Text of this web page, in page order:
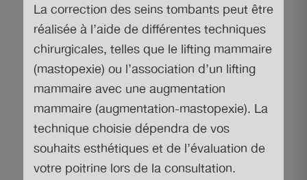
La correction des seins tombants peut être
réalisée à l’aide de différentes techniques
chirurgicales, telles que le lifting mammaire
(mastopexie) ou l’association d’un lifting
mammaire avec une augmentation
mammaire (augmentation-mastopexie). La
technique choisie dépendra de vos
souhaits esthétiques et de l’évaluation de
votre poitrine lors de la consultation.